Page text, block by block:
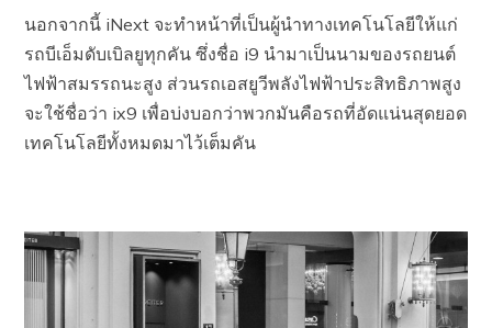
นอกจากนี้ iNext จะทำหน้าที่เป็นผู้นำทางเทคโนโลยีให้แก่
รถบีเอ็มดับเบิลยูทุกคัน ซึ่งชื่อ i9 นำมาเป็นนามของรถยนต์
ไฟฟ้าสมรรถนะสูง ส่วนรถเอสยูวีพลังไฟฟ้าประสิทธิภาพสูง
จะใช้ชื่อว่า ix9 เพื่อบ่งบอกว่าพวกมันคือรถที่อัดแน่นสุดยอด
เทคโนโลยีทั้งหมดมาไว้เต็มคัน